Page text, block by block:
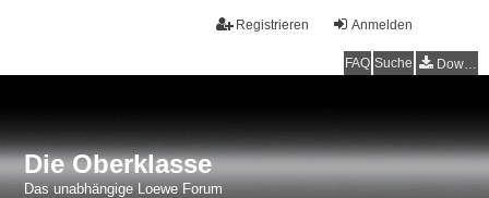
Anmelden
Registrieren
FAQ Suche Downloads
Die Oberklasse
Das unabhängige Loewe Forum